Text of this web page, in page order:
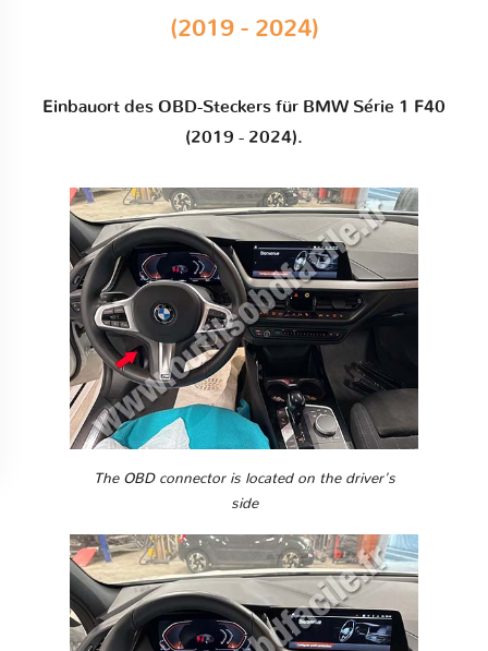
(2019 - 2024)
Einbauort des OBD-Steckers für BMW Série 1 F40
(2019 - 2024).
The OBD connector is located on the driver's
side